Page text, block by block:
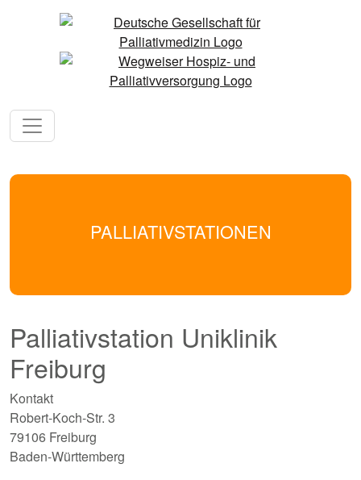
PALLIATIVSTATIONEN
Palliativstation Uniklinik
Freiburg
Kontakt
Robert-Koch-Str. 3
79106 Freiburg
Baden-Württemberg